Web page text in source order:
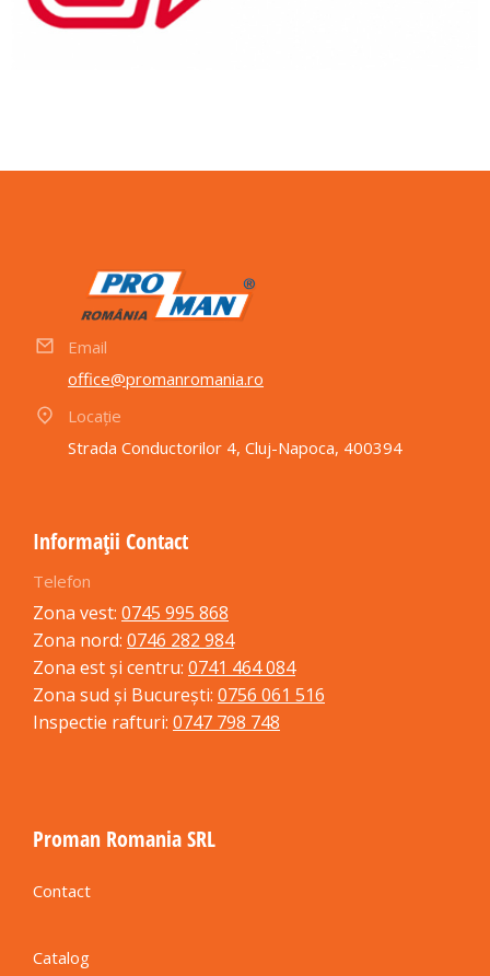
Email
office@promanromania.ro
Locație
Strada Conductorilor 4, Cluj-Napoca, 400394
Informații Contact
Telefon
Zona vest: 0745 995 868
Zona nord: 0746 282 984
Zona est și centru: 0741 464 084
Zona sud și București: 0756 061 516
Inspectie rafturi: 0747 798 748
Proman Romania SRL
Contact
Catalog